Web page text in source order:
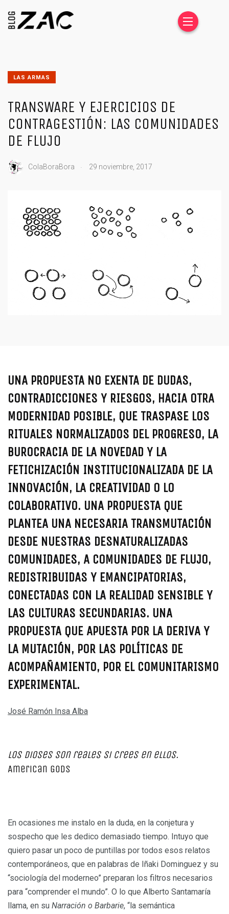
LAS ARMAS
TRANSWARE Y EJERCICIOS DE
CONTRAGESTIÓN: LAS COMUNIDADES
DE FLUJO
ColaBoraBora 29 noviembre, 2017
UNA PROPUESTA NO EXENTA DE DUDAS,
CONTRADICCIONES Y RIESGOS, HACIA OTRA
MODERNIDAD POSIBLE, QUE TRASPASE LOS
RITUALES NORMALIZADOS DEL PROGRESO, LA
BUROCRACIA DE LA NOVEDAD Y LA
FETICHIZACIÓN INSTITUCIONALIZADA DE LA
INNOVACIÓN, LA CREATIVIDAD O LO
COLABORATIVO. UNA PROPUESTA QUE
PLANTEA UNA NECESARIA TRANSMUTACIÓN
DESDE NUESTRAS DESNATURALIZADAS
COMUNIDADES, A COMUNIDADES DE FLUJO,
REDISTRIBUIDAS Y EMANCIPATORIAS,
CONECTADAS CON LA REALIDAD SENSIBLE Y
LAS CULTURAS SECUNDARIAS. UNA
PROPUESTA QUE APUESTA POR LA DERIVA Y
LA MUTACIÓN, POR LAS POLÍTICAS DE
ACOMPAÑAMIENTO, POR EL COMUNITARISMO
EXPERIMENTAL.
José Ramón Insa Alba
Los dioses son reales si crees en ellos.
American Gods
En ocasiones me instalo en la duda, en la conjetura y
sospecho que les dedico demasiado tiempo. Intuyo que
quiero pasar un poco de puntillas por todos esos relatos
contemporáneos, que en palabras de Iñaki Dominguez y su
“sociología del moderneo” preparan los filtros necesarios
para “comprender el mundo”. O lo que Alberto Santamaría
llama, en su Narración o Barbarie, “la semántica